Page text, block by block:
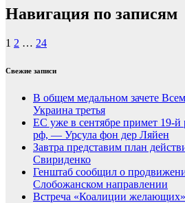
Навигация по записям
1 2 … 24
Свежие записи
В общем медальном зачете
Украина третья
ЕС уже в сентябре примет 19-й
рф, — Урсула фон дер Ляйен
Завтра представим план
Свириденко
Генштаб сообщил о
Слобожанском направлении
Встреча «Коалиции желающих»